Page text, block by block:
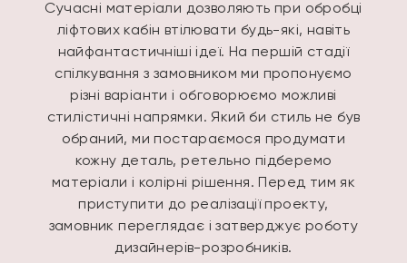
Сучасні матеріали дозволяють при обробці
ліфтових кабін втілювати будь-які, навіть
найфантастичніші ідеї. На першій стадії
спілкування з замовником ми пропонуємо
різні варіанти і обговорюємо можливі
стилістичні напрямки. Який би стиль не був
обраний, ми постараємося продумати
кожну деталь, ретельно підберемо
матеріали і колірні рішення. Перед тим як
приступити до реалізації проекту,
замовник переглядає і затверджує роботу
дизайнерів-розробників.